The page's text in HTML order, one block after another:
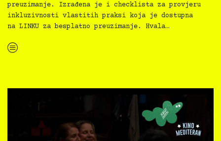
preuzimanje. Izrađena je i checklista za provjeru
inkluzivnosti vlastitih praksi koja je dostupna
na LINKU za besplatno preuzimanje. Hvala…
“Kultura svima — Smjernice za inkluzivne kulturne prakse”